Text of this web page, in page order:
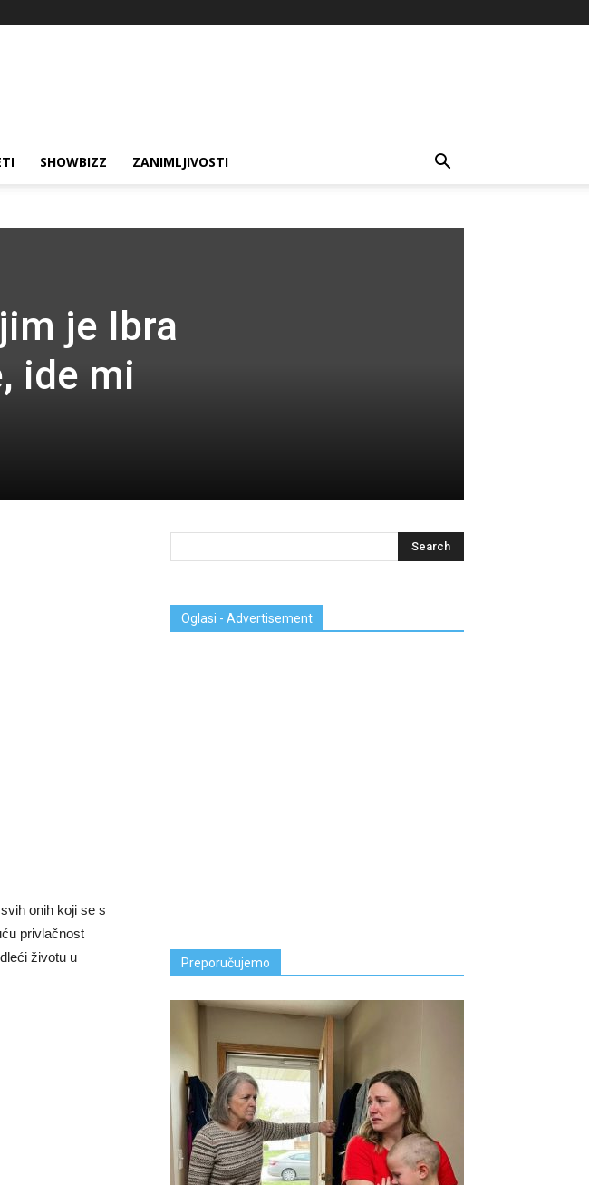
SHOWBIZZ ZANIMLJIVOSTI
je Ibra
ide mi
onih koji se s
privlačnost
životu u
Oglasi - Advertisement
Preporučujemo